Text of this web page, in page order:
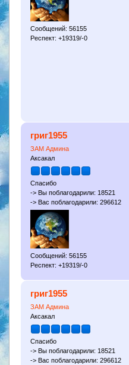
Сообщений: 56155
Респект: +19319/-0
григ1955
ЗАМ Админа
Аксакал
Спасибо
-> Вы поблагодарили: 18521
-> Вас поблагодарили: 296612
Сообщений: 56155
Респект: +19319/-0
григ1955
ЗАМ Админа
Аксакал
Спасибо
-> Вы поблагодарили: 18521
-> Вас поблагодарили: 296612